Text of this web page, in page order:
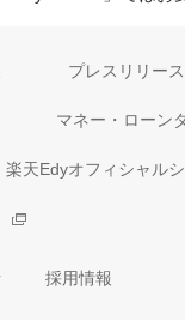
プレスリリース
マネー・ローン
楽天Edyオフィシャル
採用情報